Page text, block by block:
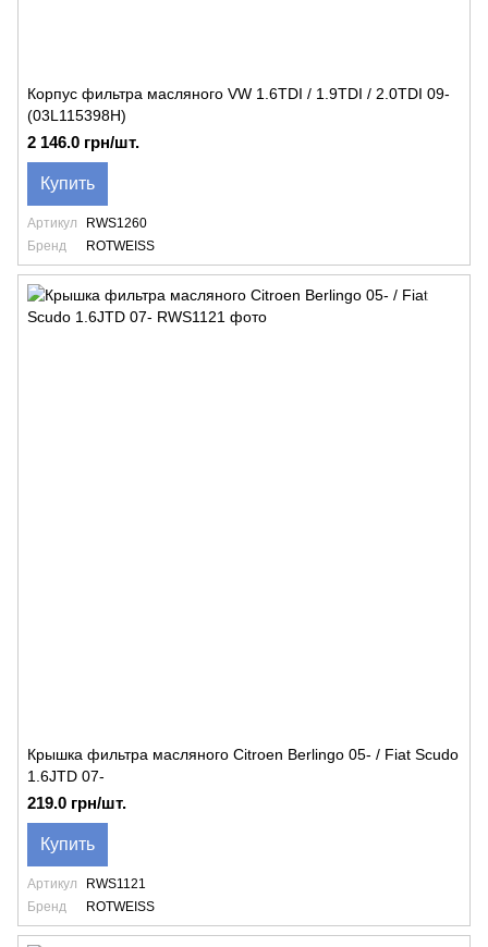
Корпус фильтра масляного VW 1.6TDI / 1.9TDI / 2.0TDI 09-
(03L115398H)
2 146.0 грн/шт.
Купить
Артикул
RWS1260
Бренд
ROTWEISS
Крышка фильтра масляного Citroen Berlingo 05- / Fiat Scudo
1.6JTD 07-
219.0 грн/шт.
Купить
Артикул
RWS1121
Бренд
ROTWEISS